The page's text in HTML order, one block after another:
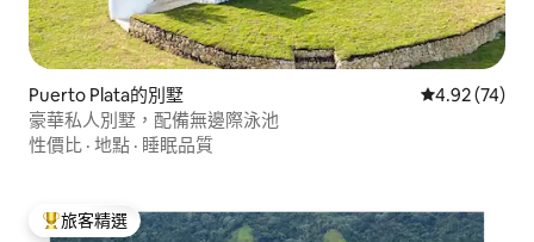
Puerto Plata的別墅 從 74 則評價
4.92 (74)
豪華私人別墅，配備無邊際泳池
性價比 · 地點 · 睡眠品質
旅客精選榜首
旅客精選